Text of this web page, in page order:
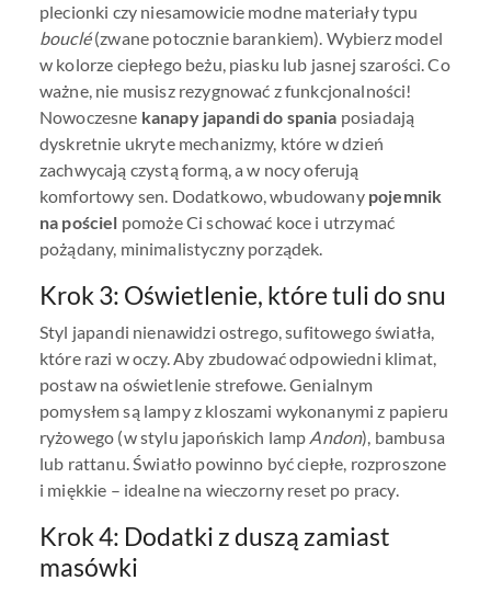
plecionki czy niesamowicie modne materiały typu
bouclé(zwane potocznie barankiem). Wybierz model
w kolorze ciepłego beżu, piasku lub jasnej szarości. Co
ważne, nie musisz rezygnować z funkcjonalności!
Nowoczesne kanapy japandi do spania posiadają
dyskretnie ukryte mechanizmy, które w dzień
zachwycają czystą formą, a w nocy oferują
komfortowy sen. Dodatkowo, wbudowany pojemnik
na pościel pomoże Ci schować koce i utrzymać
pożądany, minimalistyczny porządek.
Krok 3: Oświetlenie, które tuli do snu
Styl japandi nienawidzi ostrego, sufitowego światła,
które razi w oczy. Aby zbudować odpowiedni klimat,
postaw na oświetlenie strefowe. Genialnym
pomysłem są lampy z kloszami wykonanymi z papieru
ryżowego (w stylu japońskich lamp Andon), bambusa
lub rattanu. Światło powinno być ciepłe, rozproszone
i miękkie – idealne na wieczorny reset po pracy.
Krok 4: Dodatki z duszą zamiast
masówki